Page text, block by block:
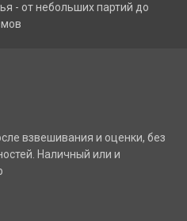
- от небольших партий до
взвешивания и оценки, без
Наличный или и